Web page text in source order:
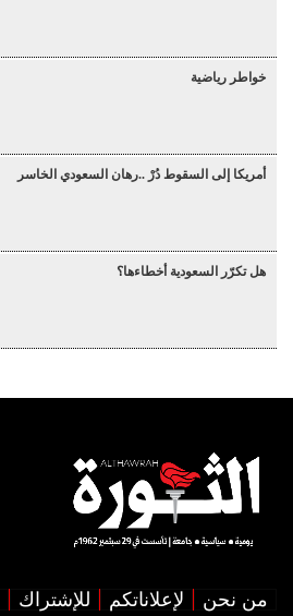
خواطر رياضية
أمريكا إلى السقوط دُرْ ..رهان السعودي الخاسر
هل تكرّر السعودية أخطاءها؟
من نحن لإعلاناتكم للإشتراك